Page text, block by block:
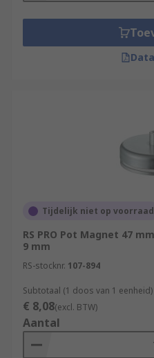
Tijdelijk niet op voorraad
RS PRO Pot Magnet 47
9 mm
RS-stocknr. 107-894
Subtotaal (1 doos van 1 eenheid)
€ 8,08(excl. BTW)
Aantal